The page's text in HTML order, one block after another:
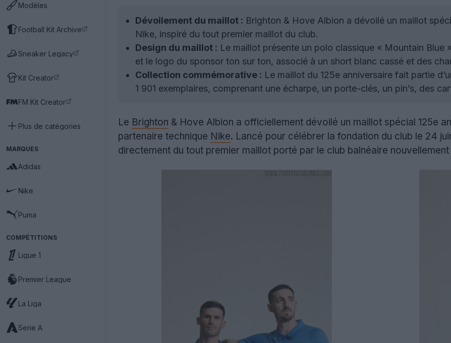
Modèles
Football Kit Archive
Sneaker Legacy
Kit Creator
FM Kit Creator
Plus de catégories
MARQUES
Adidas
Nike
Puma
COMPÉTITIONS
Ligue 1
Premier League
La Liga
Serie A
Dévoilement du maillot : Brighton & Hove Albion a dévoilé un maillot
Nike, inspiré du tout premier maillot du club.
Design du maillot : Le maillot présente un polo classique « Mountain Blue
et le logo du sponsor ton sur ton, associé à un short blanc cassé et des
Collection commémorative : Le maillot du 125e anniversaire fait partie
1 901 exemplaires, comprenant une écharpe, un porte-clés, un pin’s, des
Le Brighton & Hove Albion a officiellement dévoilé un maillot spécial 125e
partenaire technique Nike. Lancé pour célébrer la fondation du club le 24
directement du tout premier maillot porté par le club balnéaire